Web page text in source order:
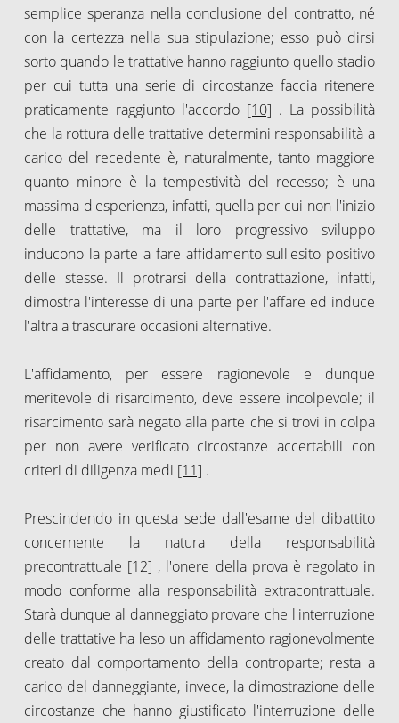
semplice speranza nella conclusione del contratto, né
con la certezza nella sua stipulazione; esso può dirsi
sorto quando le trattative hanno raggiunto quello stadio
per cui tutta una serie di circostanze faccia ritenere
praticamente raggiunto l'accordo [10] . La possibilità
che la rottura delle trattative determini responsabilità a
carico del recedente è, naturalmente, tanto maggiore
quanto minore è la tempestività del recesso; è una
massima d'esperienza, infatti, quella per cui non l'inizio
delle trattative, ma il loro progressivo sviluppo
inducono la parte a fare affidamento sull'esito positivo
delle stesse. Il protrarsi della contrattazione, infatti,
dimostra l'interesse di una parte per l'affare ed induce
l'altra a trascurare occasioni alternative.
L'affidamento, per essere ragionevole e dunque
meritevole di risarcimento, deve essere incolpevole; il
risarcimento sarà negato alla parte che si trovi in colpa
per non avere verificato circostanze accertabili con
criteri di diligenza medi [11] .
Prescindendo in questa sede dall'esame del dibattito
concernente la natura della responsabilità
precontrattuale [12] , l'onere della prova è regolato in
modo conforme alla responsabilità extracontrattuale.
Starà dunque al danneggiato provare che l'interruzione
delle trattative ha leso un affidamento ragionevolmente
creato dal comportamento della controparte; resta a
carico del danneggiante, invece, la dimostrazione delle
circostanze che hanno giustificato l'interruzione delle